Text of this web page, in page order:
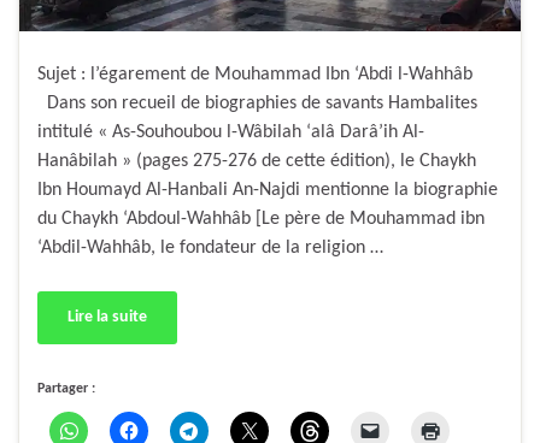
Sujet : l’égarement de Mouhammad Ibn ‘Abdi l-Wahhâb
Dans son recueil de biographies de savants Hambalites
intitulé « As-Souhoubou l-Wâbilah ‘alâ Darâ’ih Al-
Hanâbilah » (pages 275-276 de cette édition), le Chaykh
Ibn Houmayd Al-Hanbali An-Najdi mentionne la biographie
du Chaykh ‘Abdoul-Wahhâb [Le père de Mouhammad ibn
‘Abdil-Wahhâb, le fondateur de la religion …
Lire la suite
Partager :